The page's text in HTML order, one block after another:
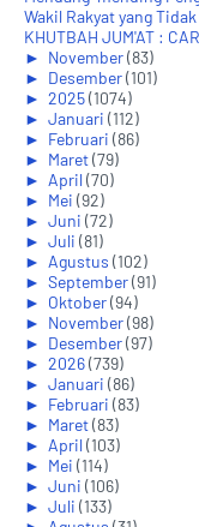
Wakil Rakyat yang
KHUTBAH JUM'AT :
► November(83)
► Desember(101)
► 2025(1074)
► Januari (112)
► Februari (86)
► Maret(79)
► April(70)
► Mei (92)
► Juni (72)
► Juli (81)
► Agustus (102)
► September(91)
► Oktober(94)
► November(98)
► Desember(97)
► 2026(739)
► Januari (86)
► Februari (83)
► Maret(83)
► April(103)
► Mei (114)
► Juni (106)
► Juli (133)